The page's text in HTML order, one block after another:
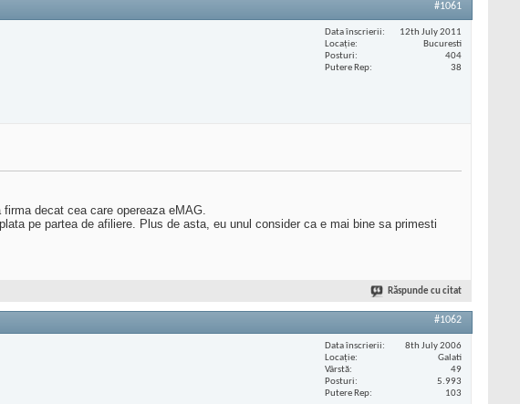
#1061
Data înscrierii
12th July 2011
Locaţie
Bucuresti
Posturi
404
Putere Rep
38
decat cea care opereaza eMAG.
pe partea de afiliere. Plus de asta, eu unul consider ca e mai bine sa primesti
Răspunde cu citat
#1062
Data înscrierii
8th July 2006
Locaţie
Galati
Vârstă
49
Posturi
5.993
Putere Rep
103